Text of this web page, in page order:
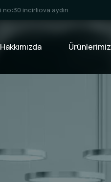
incirliova aydın
Hakkımızda Ürünlerimiz